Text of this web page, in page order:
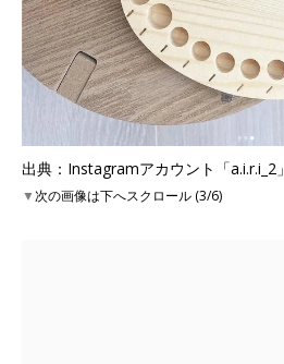
出典：Instagramアカウント「a.i.r.i_2」
▼次の画像は下へスクロール (3/6)